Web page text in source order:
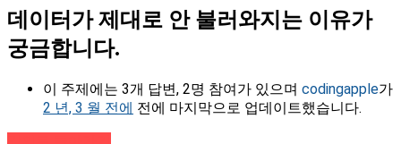
데이터가 제대로 안 불러와지는 이유가
궁금합니다.
이 주제에는 3개 답변, 2명 참여가 있으며 codingapple가
2 년, 3 월 전에 전에 마지막으로 업데이트했습니다.